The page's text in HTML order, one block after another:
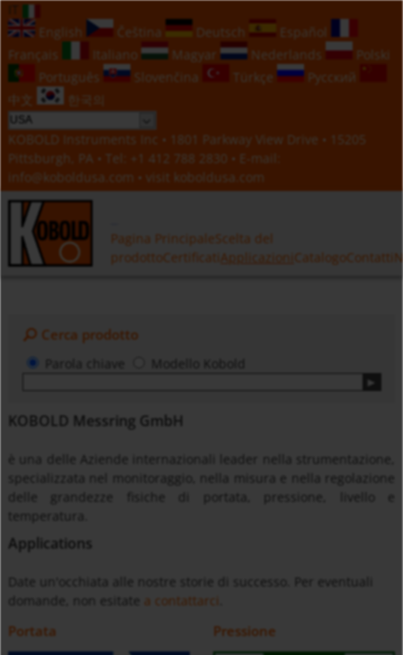
English
Čeština Deutsch
Español
Français
Italiano Magyar Nederlands
Polski
Português
Slovenčina Türkçe
Русский
中文
한국의
KOBOLD Instruments Inc • 1801 Parkway View Drive • 15205
Pittsburgh, PA • Tel:
+1 412 788 2830 • E-mail:
info@koboldusa.com • visit koboldusa.com
Pagina PrincipaleScelta del
prodottoCertificati Applicazioni CatalogoContatti
Cerca prodotto
Modello Kobold
KOBOLD Messring GmbH
è una delle Aziende internazionali leader nella strumentazione,
specializzata nel monitoraggio, nella misura e nella regolazione
delle grandezze fisiche di portata, pressione, livello e
Applications
Date un'occhiata alle nostre storie di successo. Per eventuali
a contattarci
Portata Pressione